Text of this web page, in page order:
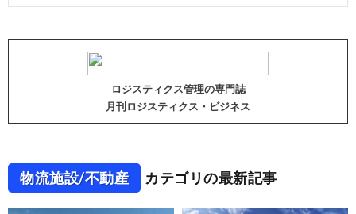
ロジスティクス管理の専門誌
月刊ロジスティクス・ビジネス
物流施設/不動産 カテゴリの最新記事